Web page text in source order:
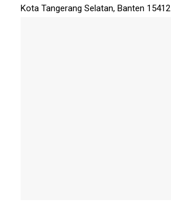
Kota Tangerang Selatan, Banten 15412